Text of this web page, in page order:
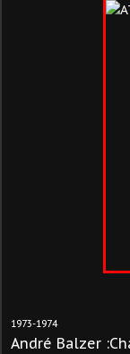
1973-1974
André Balzer